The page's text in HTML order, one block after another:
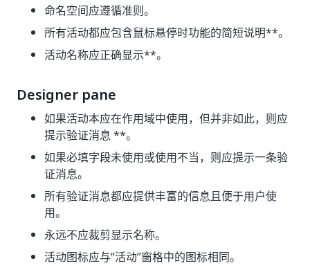
命名空间应遵循准则。
所有活动都应包含鼠标悬停时功能的简短说明**。
活动名称应正确显示**。
Designer pane
如果活动本应在作用域中使用，但并非如此，则应
提示验证消息 **。
如果必填字段未使用或使用不当，则应提示一条验
证消息。
所有验证消息都应提供丰富的信息且便于用户使
用。
永远不应裁剪显示名称。
活动图标应与“活动”窗格中的图标相同。